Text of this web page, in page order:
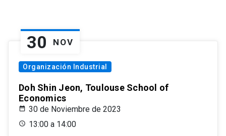
30 NOV
Organización Industrial
Doh Shin Jeon, Toulouse School of
Economics
30 de Noviembre de 2023
13:00 a 14:00